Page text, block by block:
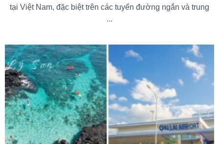
tại Việt Nam, đặc biệt trên các tuyến đường ngắn và trung
...